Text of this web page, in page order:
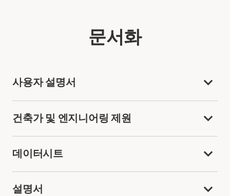
문서화
사용자 설명서
건축가 및 엔지니어링 제원
데이터시트
설명서